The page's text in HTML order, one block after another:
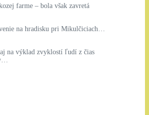
farme – bola však zavretá
na hradisku pri Mikulčiciach…
na výklad zvyklostí ľudí z čias